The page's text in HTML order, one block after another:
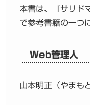
本書は、『サリド
で参考書籍の一つ
Web管理人
山本明正（やまも